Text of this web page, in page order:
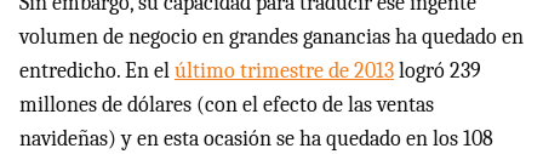
volumen de negocio en grandes ganancias ha quedado en
entredicho. En elúltimo trimestre de 2013logró 239
millones de dólares (con el efecto de las ventas
navideñas) y en esta ocasión se ha quedado en los 108